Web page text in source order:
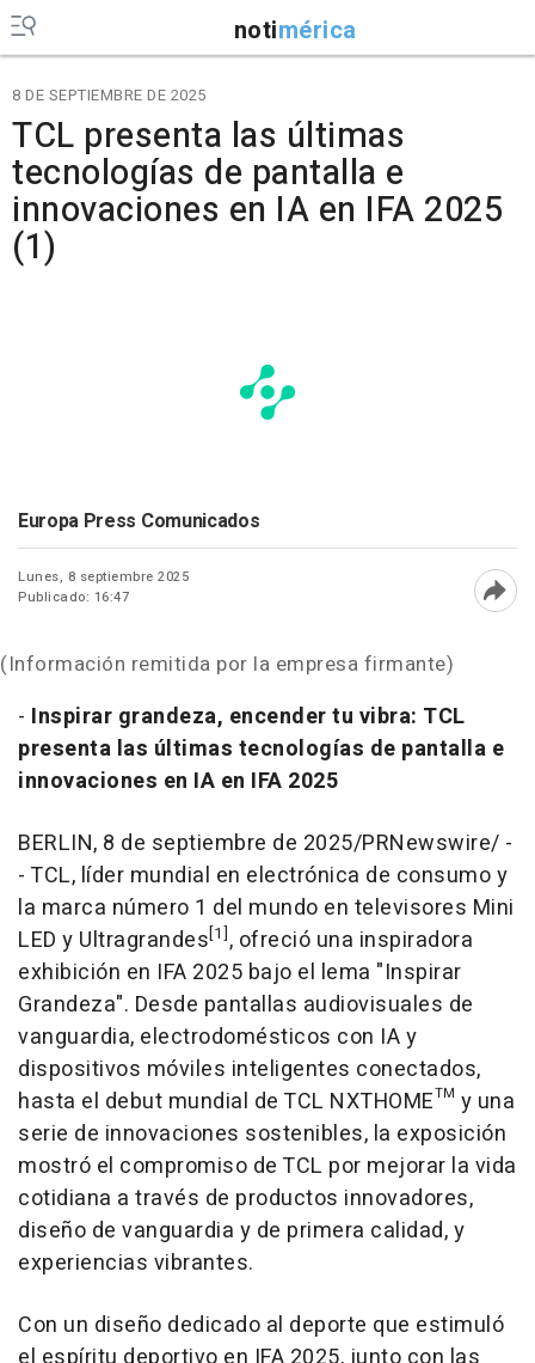
notimérica
8 DE SEPTIEMBRE DE 2025
TCL presenta las últimas
tecnologías de pantalla e
innovaciones en IA en IFA 2025
(1)
Europa Press Comunicados
Lunes, 8 septiembre 2025
Publicado: 16:47
(Información remitida por la empresa firmante)
- Inspirar grandeza, encender tu vibra: TCL
presenta las últimas tecnologías de pantalla e
innovaciones en IA en IFA 2025
BERLIN, 8 de septiembre de 2025/PRNewswire/ -
- TCL, líder mundial en electrónica de consumo y
la marca número 1 del mundo en televisores Mini
LED y Ultragrandes[1], ofreció una inspiradora
exhibición en IFA 2025 bajo el lema "Inspirar
Grandeza". Desde pantallas audiovisuales de
vanguardia, electrodomésticos con IA y
dispositivos móviles inteligentes conectados,
hasta el debut mundial de TCL NXTHOME™ y una
serie de innovaciones sostenibles, la exposición
mostró el compromiso de TCL por mejorar la vida
cotidiana a través de productos innovadores,
diseño de vanguardia y de primera calidad, y
experiencias vibrantes.
Con un diseño dedicado al deporte que estimuló